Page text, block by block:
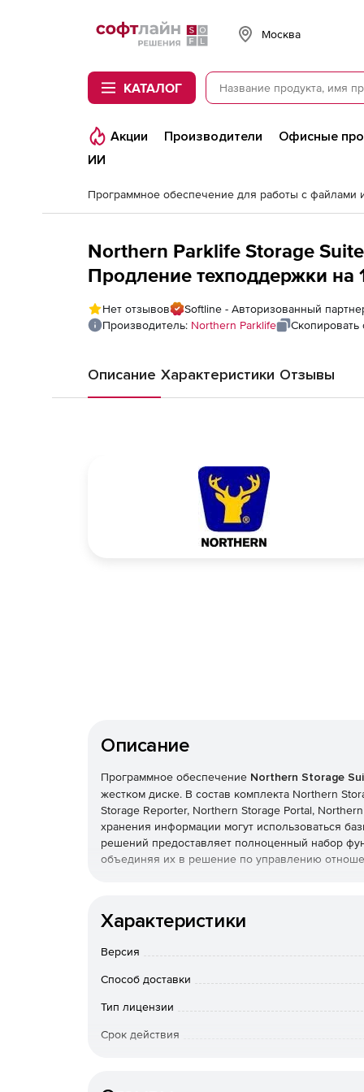
Softline
Москва
КАТАЛОГ
Акции Производители Офисные
ИИ
Northern Parklife Storage
Продление техподдержки на
лицензии)
Нет отзывов
Softline - Авторизованный
Производитель: Northern Parklife Скопировать
Описание Характеристики Отзывы
Описание
Программное обеспечение Northern Storage
жестком диске. В состав комплекта Northern
Storage Reporter, Northern Storage Portal,
хранения информации могут использоваться
решений предоставляет полноценный набор
объединяя их в решение по управлению
посредством мастер-сервера). Администратор
серверу предоставляется администраторам
справок о состоянии их разделов и счетов.
компонентов на рабочих станциях
рабочее место пользователя (администратора).
Характеристики
Версия
Способ доставки
Тип лицензии
Срок действия